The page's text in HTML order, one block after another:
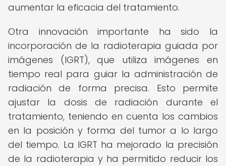
aumentar la eficacia del tratamiento.
Otra innovación importante ha sido la
incorporación de la radioterapia guiada por
imágenes (IGRT), que utiliza imágenes en
tiempo real para guiar la administración de
radiación de forma precisa. Esto permite
ajustar la dosis de radiación durante el
tratamiento, teniendo en cuenta los cambios
en la posición y forma del tumor a lo largo
del tiempo. La IGRT ha mejorado la precisión
de la radioterapia y ha permitido reducir los